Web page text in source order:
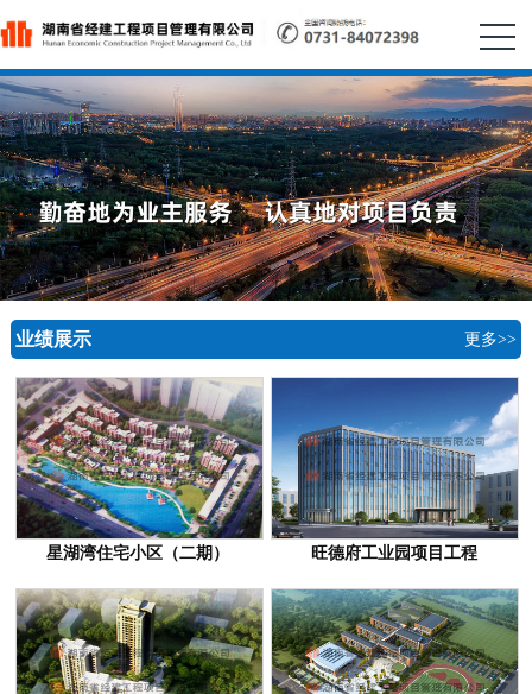
业绩展示 更多>>
星湖湾住宅小区（二期） 旺德府工业园项目工程